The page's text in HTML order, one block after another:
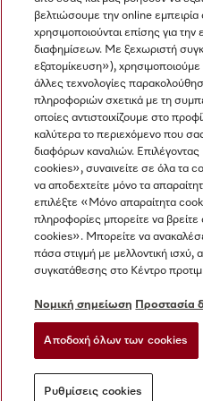
Η εταιρεία μας
Όροι και Προϋποθέσεις
Προστασία δεδομένων
Όροι Χρήσης
Δήλωση Προσβασιμότητας
Νόμος για τις ψηφιακές
Ρυθμίσεις cookies
Miele στο Instagram
Miele στο Facebook
Miele στο
βελτιώσουμε την online
χρησιμοποιούνται επίσης για την
διαφημίσεων. Με ξεχωριστή
εξατομίκευση»),
άλλες τεχνολογίες
πληροφοριών σχετικά με τη
οποίες αντιστοιχίζουμε στο
καλύτερα το περιεχόμενο που
διαφόρων καναλιών.
cookies», συναινείτε σε όλα τα
να αποδεχτείτε μόνο τα
επιλέξτε «Μόνο απαραίτητα
πληροφορίες μπορείτε να βρείτε
cookies». Μπορείτε να
πάσα στιγμή με μελλοντική ισχύ,
συγκατάθεσης στο Κέντρο
Νομική σημείωση Προστασία
Αποδοχή όλων των cookies
Ρυθμίσεις cookies